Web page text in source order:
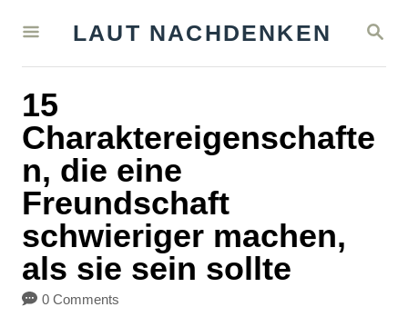
S
A
H
LAUT NACHDENKEN
15
Charaktereigenschafte
n, die eine
Freundschaft
schwieriger machen,
als sie sein sollte
0 Comments